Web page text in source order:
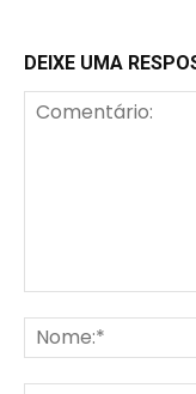
DEIXE UMA